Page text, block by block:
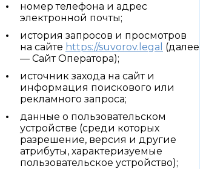
номер телефона и адрес
электронной почты;
история запросов и просмотров
на сайте https://suvorov.legal (далее
— Сайт Оператора);
источник захода на сайт и
информация поискового или
рекламного запроса;
данные о пользовательском
устройстве (среди которых
разрешение, версия и другие
атрибуты, характеризуемые
пользовательское устройство);